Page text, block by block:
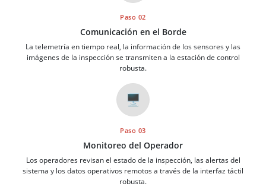
Paso 02
Comunicación en el Borde
La telemetría en tiempo real, la información de los sensores y las
imágenes de la inspección se transmiten a la estación de control
robusta.
🖥️
Paso 03
Monitoreo del Operador
Los operadores revisan el estado de la inspección, las alertas del
sistema y los datos operativos remotos a través de la interfaz táctil
robusta.